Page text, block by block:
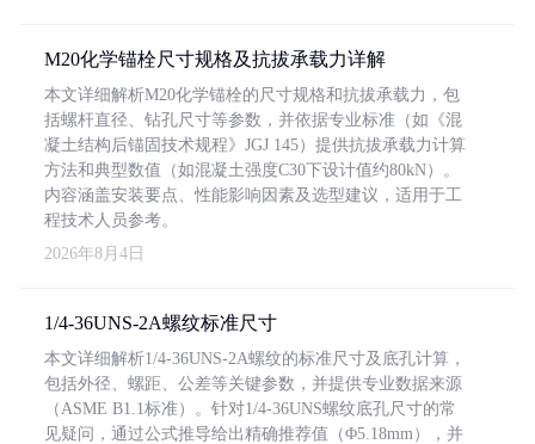
M20化学锚栓尺寸规格及抗拔承载力详解
本文详细解析M20化学锚栓的尺寸规格和抗拔承载力，包
括螺杆直径、钻孔尺寸等参数，并依据专业标准（如《混
凝土结构后锚固技术规程》JGJ 145）提供抗拔承载力计算
方法和典型数值（如混凝土强度C30下设计值约80kN）。
内容涵盖安装要点、性能影响因素及选型建议，适用于工
程技术人员参考。
2026年8月4日
1/4-36UNS-2A螺纹标准尺寸
本文详细解析1/4-36UNS-2A螺纹的标准尺寸及底孔计算，
包括外径、螺距、公差等关键参数，并提供专业数据来源
（ASME B1.1标准）。针对1/4-36UNS螺纹底孔尺寸的常
见疑问，通过公式推导给出精确推荐值（Φ5.18mm），并